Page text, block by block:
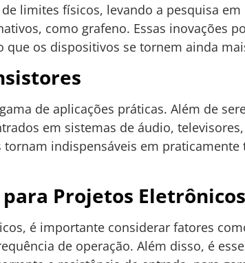
limites físicos, levando a pesquisa em
como grafeno. Essas inovações
os dispositivos se tornem ainda
de aplicações práticas. Além de
em sistemas de áudio,
indispensáveis em
Projetos Eletrônicos
é importante considerar fatores
de operação. Além disso, é